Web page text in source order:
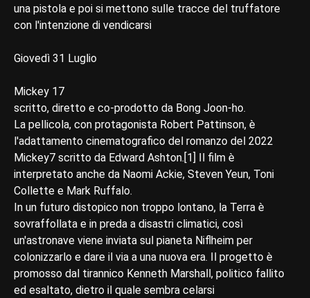
una pistola e poi si mettono sulle tracce del truffatore
con l'intenzione di vendicarsi
Giovedì 31 Luglio
Mickey 17
scritto, diretto e co-prodotto da Bong Joon-ho.
La pellicola, con protagonista Robert Pattinson, è
l'adattamento cinematografico del romanzo del 2022
Mickey7 scritto da Edward Ashton.[1] Il film è
interpretato anche da Naomi Ackie, Steven Yeun, Toni
Collette e Mark Ruffalo.
In un futuro distopico non troppo lontano, la Terra è
sovraffollata e in preda a disastri climatici, così
un'astronave viene inviata sul pianeta Niflheim per
colonizzarlo e dare il via a una nuova era. Il progetto è
promosso dal tirannico Kenneth Marshall, politico fallito
ed esaltato, dietro il quale sembra celarsi